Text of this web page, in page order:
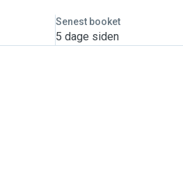
Senest booket
5 dage siden